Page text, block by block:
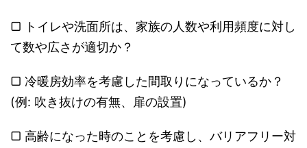
▢ トイレや洗面所は、家族の人数や利用頻度に対し
て数や広さが適切か？
▢ 冷暖房効率を考慮した間取りになっているか？
(例: 吹き抜けの有無、扉の設置)
▢ 高齢になった時のことを考慮し、バリアフリー対